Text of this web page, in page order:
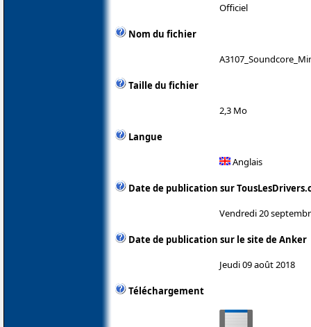
Officiel
Nom du fichier
Taille du fichier
2,3 Mo
Langue
Anglais
Date de publication sur
Vendredi 20
Date de publication sur le site de Anker
Jeudi 09 août 2018
Téléchargement